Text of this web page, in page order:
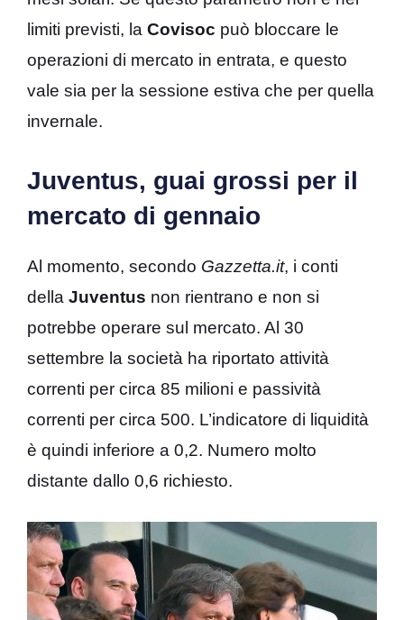
limiti previsti, la Covisoc può bloccare le
operazioni di mercato in entrata, e questo
vale sia per la sessione estiva che per quella
invernale.
Juventus, guai grossi per il
mercato di gennaio
Al momento, secondo Gazzetta.it, i conti
della Juventus non rientrano e non si
potrebbe operare sul mercato. Al 30
settembre la società ha riportato attività
correnti per circa 85 milioni e passività
correnti per circa 500. L’indicatore di liquidità
è quindi inferiore a 0,2. Numero molto
distante dallo 0,6 richiesto.